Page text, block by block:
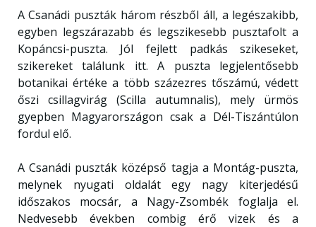
A Csanádi puszták három részből áll, a legészakibb,
egyben legszárazabb és legszikesebb pusztafolt a
Kopáncsi-puszta. Jól fejlett padkás szikeseket,
szikereket találunk itt. A puszta legjelentősebb
botanikai értéke a több százezres tőszámú, védett
őszi csillagvirág (Scilla autumnalis), mely ürmös
gyepben Magyarországon csak a Dél-Tiszántúlon
fordul elő.
A Csanádi puszták középső tagja a Montág-puszta,
melynek nyugati oldalát egy nagy kiterjedésű
időszakos mocsár, a Nagy-Zsombék foglalja el.
Nedvesebb években combig érő vizek és a